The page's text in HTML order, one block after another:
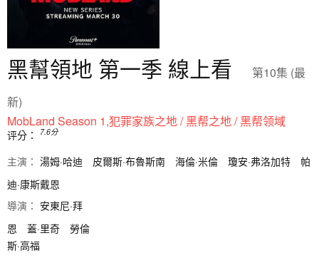
黑幫領地 第一季 線上看
第10集 (最
新)
MobLand Season 1,犯罪家族之地 / 黑帮之地 / 黑帮领域
评分： 7.6分
主演： 湯姆·哈迪 皮爾斯·布魯斯南 海倫·米倫 瓊安·弗洛加特
帕
迪·康斯戴恩
導演： 安東尼·拜
恩
蓋·里奇
勞倫
斯·高福